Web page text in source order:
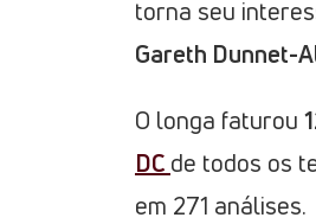
torna seu
Gareth Dunnet-
O longa faturou
DC de todos os
em 271 análises.